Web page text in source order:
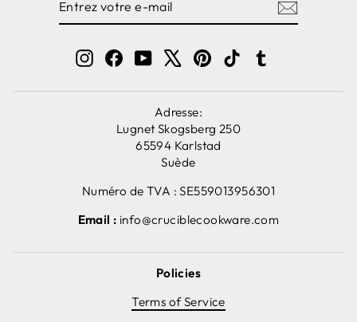
InstagramFacebook
YouTube Pinterest
TikTok
Adresse:
Lugnet Skogsberg 250
65594 Karlstad
Suède
Numéro de TVA : SE559013956301
Email : info@cruciblecookware.com
Policies
Terms of Service